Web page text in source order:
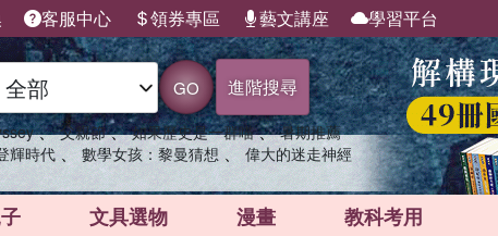
客服中心 領券專區 藝文講座 學習平台
GO 進階搜尋
、 父親節 、 如果歷史是一群喵 、 暑期推薦
輝時代 、 數學女孩：黎曼猜想 、 偉大的迷走神經
文具選物 漫畫 教科考用